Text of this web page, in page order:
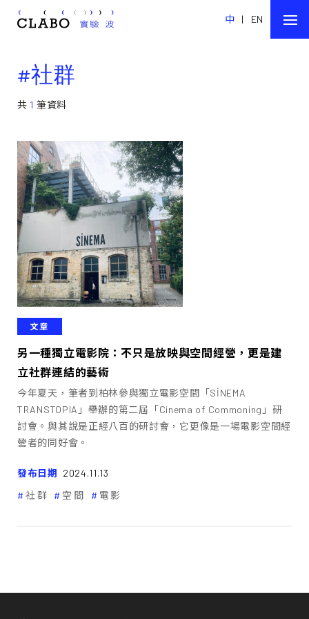
中 | EN
#社群
共 1 筆資料
文章
另一種獨立電影院：不只是放映與空間經營，更是建
立社群連結的藝術
今年夏天，筆者到柏林參與獨立電影空間「SİNEMA
TRANSTOPIA」舉辦的第二屆「Cinema of Commoning」研
討會。與其說是正經八百的研討會，它更像是一場電影空間經
營者的同好會。
發布日期 2024.11.13
社群
空間 電影